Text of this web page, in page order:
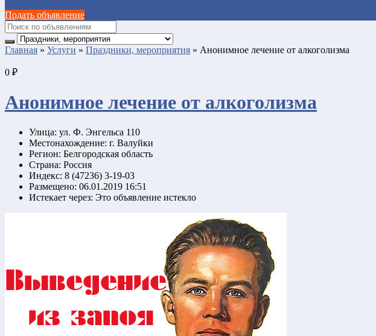
Подать объявление
Главная » Услуги » Праздники, мероприятия » Анонимное лечение от алкоголизма
0 ₽
Анонимное лечение от алкоголизма
Улица: ул. Ф. Энгельса 110
Местонахождение: г. Валуйки
Регион: Белгородская область
Страна: Россия
Индекс: 8 (47236) 3-19-03
Размещено: 06.01.2019 16:51
Истекает через: Это объявление истекло